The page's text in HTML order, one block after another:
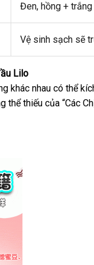
Đenhàng
giả
, hồng + trắng
Vệ sinh sạch lớn
sẽ
Lilo
khác nhau đổi
trả
có thể
thể thiếu mua
của “Các